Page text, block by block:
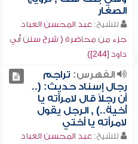
الصغار
للشيخ: عبد المحسن العباد
جزء من محاضرة ( شرح سنن أبي
داود [244])
الفهرس: تراجم
رجال إسناد حديث: (..
أن رجلاً قال لامرأته يا
أُخية..) , الرجل يقول
لامرأته يا أختي
للشيخ: عبد المحسن العباد